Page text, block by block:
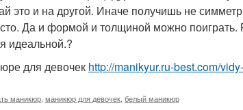
это и на другой. Иначе получишь не
Да и формой и толщиной можно
идеальной.?
для девочек http://manikyur.ru-best.com/
маникюр маникюр для девочек белый маникюр